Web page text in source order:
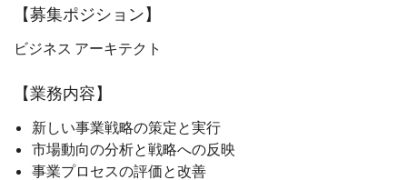
【募集ポジション】
ビジネス アーキテクト
【業務内容】
新しい事業戦略の策定と実行
市場動向の分析と戦略への反映
事業プロセスの評価と改善